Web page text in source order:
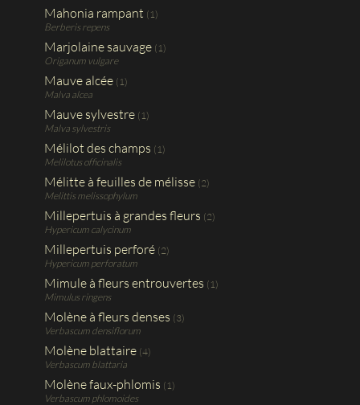
Mahonia rampant (1)
Berberis repens
Marjolaine sauvage (1)
Origanum vulgare
Mauve alcée (1)
Malva alcea
Mauve sylvestre (1)
Malva sylvestris
Mélilot des champs (1)
Melilotus officinalis
Mélitte à feuilles de mélisse (2)
Melittis melissophylum
Millepertuis à grandes fleurs (2)
Hypericum calycinum
Millepertuis perforé (2)
Hypericum perforatum
Mimule à fleurs entrouvertes (1)
Mimulus ringens
Molène à fleurs denses (3)
Verbascum densiflorum
Molène blattaire (4)
Verbascum blattaria
Molène faux-phlomis (1)
Verbascum phlomoides